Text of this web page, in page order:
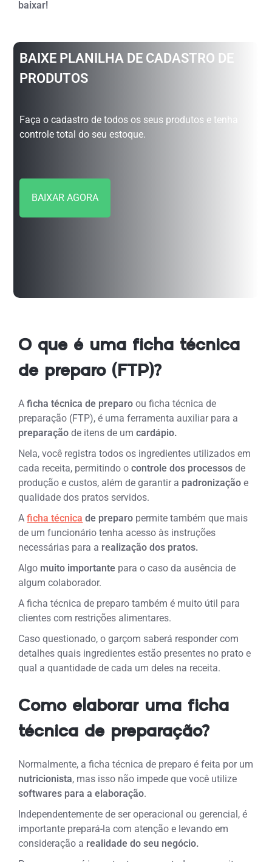
baixar!
BAIXE PLANILHA DE CADASTRO DE
PRODUTOS
Faça o cadastro de todos os seus produtos e tenha
controle total do seu estoque.
BAIXAR AGORA
O que é uma ficha técnica
de preparo (FTP)?
Aficha técnica de preparo ou ficha técnica de
preparação (FTP), é uma ferramenta auxiliar para a
preparação de itens de um cardápio.
Nela, você registra todos os ingredientes utilizados em
cada receita, permitindo ocontrole dos processos de
produção e custos, além de garantir a padronização e
qualidade dos pratos servidos.
A ficha técnica de preparo permite também que mais
de um funcionário tenha acesso às instruções
necessárias para a realização dos pratos.
Algo muito importante para o caso da ausência de
algum colaborador.
A ficha técnica de preparo também é muito útil para
clientes com restrições alimentares.
Caso questionado, o garçom saberá responder com
detalhes quais ingredientes estão presentes no prato e
qual a quantidade de cada um deles na receita.
Como elaborar uma ficha
técnica de preparação?
Normalmente, a ficha técnica de preparo é feita por um
nutricionista, mas isso não impede que você utilize
softwares para a elaboração.
Independentemente de ser operacional ou gerencial, é
importante prepará-la com atenção e levando em
consideração a realidade do seu negócio.